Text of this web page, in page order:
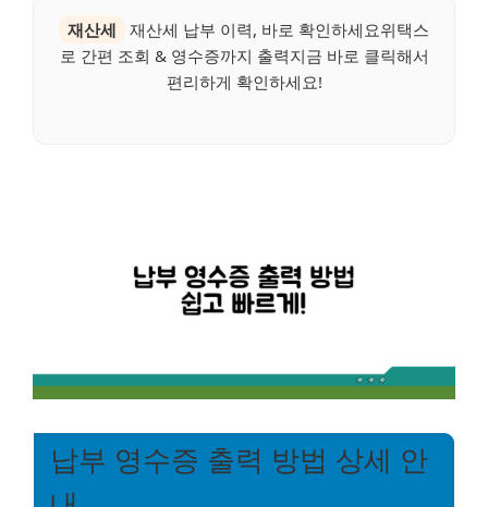
재산세
재산세 납부 이력, 바로 확인하세요위택스
로 간편 조회 & 영수증까지 출력지금 바로 클릭해서
편리하게 확인하세요!
납부 영수증 출력 방법 상세 안